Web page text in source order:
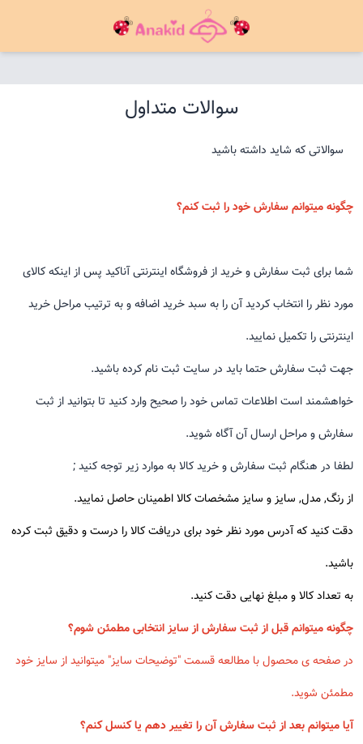
سوالات متداول
سوالاتی که شاید داشته باشید
چگونه میتوانم سفارش خود را ثبت کنم؟
شما برای ثبت سفارش و خرید از فروشگاه اینترنتی آناکید پس از اینکه کالای
مورد نظر را انتخاب کردید آن را به سبد خرید اضافه و به ترتیب مراحل خرید
اینترنتی را تکمیل نمایید.
جهت ثبت سفارش حتما باید در سایت ثبت نام کرده باشید.
خواهشمند است اطلاعات تماس خود را صحیح وارد کنید تا بتوانید از ثبت
سفارش و مراحل ارسال آن آگاه شوید.
لطفا در هنگام ثبت سفارش و خرید کالا به موارد زیر توجه کنید ;
از رنگ, مدل, سایز و سایز مشخصات کالا اطمینان حاصل نمایید.
دقت کنید که آدرس مورد نظر خود برای دریافت کالا را درست و دقیق ثبت کرده
باشید.
به تعداد کالا و مبلغ نهایی دقت کنید.
چگونه میتوانم قبل از ثبت سفارش از سایز انتخابی مطمئن شوم؟
در صفحه ی محصول با مطالعه قسمت "توضیحات سایز" میتوانید از سایز خود
مطمئن شوید.
آیا میتوانم بعد از ثبت سفارش آن را تغییر دهم یا کنسل کنم؟